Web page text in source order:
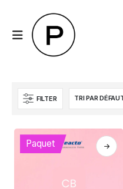
FILTER
Paquet